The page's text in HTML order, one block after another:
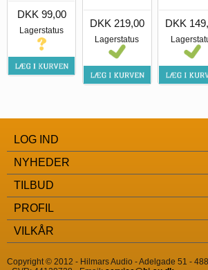
DKK 99,00
Lagerstatus
DKK 219,00
Lagerstatus
DKK
LOG IND
NYHEDER
TILBUD
PROFIL
VILKÅR
Copyright © 2012 - Hilmars Audio - Adelgade 51 -